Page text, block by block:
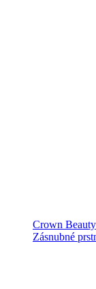
Crown Beauty
Zásnubné